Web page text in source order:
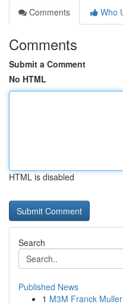
Comments
Who
Comments
Submit a Comment
No HTML
HTML is disabled
Search
Published News
1 M3M Franck